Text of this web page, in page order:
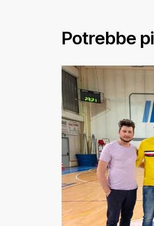
Potrebbe